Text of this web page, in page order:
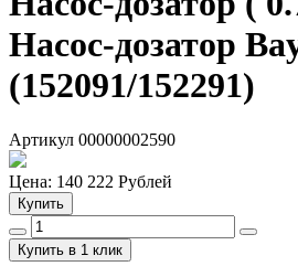
Насос-дозатор
(152091/152291)
Артикул 00000002590
Цена: 140 222 Рублей
Купить
Купить в 1 клик